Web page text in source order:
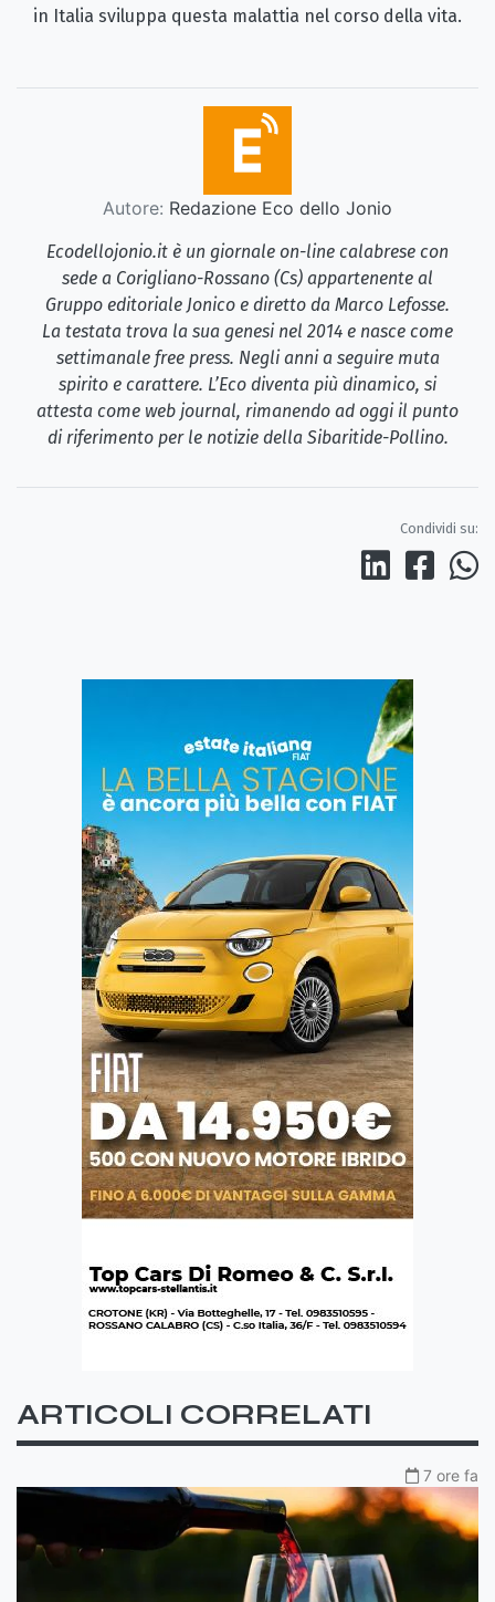
in Italia sviluppa questa malattia nel corso della vita.
Autore: Redazione Eco dello Jonio
Ecodellojonio.it è un giornale on-line calabrese con
sede a Corigliano-Rossano (Cs) appartenente al
Gruppo editoriale Jonico e diretto da Marco Lefosse.
La testata trova la sua genesi nel 2014 e nasce come
settimanale free press. Negli anni a seguire muta
spirito e carattere. L’Eco diventa più dinamico, si
attesta come web journal, rimanendo ad oggi il punto
di riferimento per le notizie della Sibaritide-Pollino.
Condividi su:
ARTICOLI CORRELATI
7 ore fa